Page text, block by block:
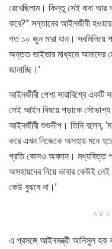
রেখেছিলাম। কিন্তু সেই বাবা আর
কবে?” সন্তানের আইনজীবী
গত ১০ জুন মারা যান। সবমিলিয়ে
অন্তত ভাইভার মাধ্যমে আমাদের
জানাচ্ছি।’
আইনজীবী পেশা সারাবিশ্বে
সেই আইন বিষয়ে পড়াকে সৌভাগ্য
আইনজীবী শুভদীপ। তিনি বলেন,
করে এখন নিজেকে অসহায় মনে
প্রতি কোনও অবদান। মধ্যবিত্ত
অসহায়দের নিয়ে ভাবার কেউই
কেউ বুঝবে না।’
এ প্রসঙ্গে আইনমন্ত্রী আনিসুল হক